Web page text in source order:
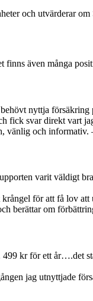
och utvärderar
även många
nyttja
fick svar direkt vart
vänlig och
varit väldigt
för att få lov
berättar om
kr för ett
jag utnyttjade